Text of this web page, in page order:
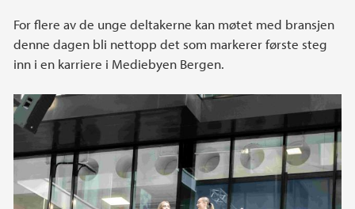
For flere av de unge deltakerne kan møtet med bransjen
denne dagen bli nettopp det som markerer første steg
inn i en karriere i Mediebyen Bergen.